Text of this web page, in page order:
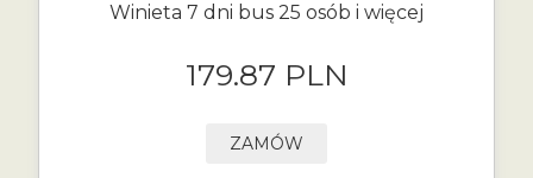
Winieta 7 dni bus 25 osób i więcej
179.87 PLN
ZAMÓW